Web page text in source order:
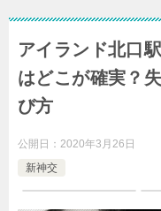
アイランド北口
はどこが確実？
び方
公開日： 2020年3月26日
新神交